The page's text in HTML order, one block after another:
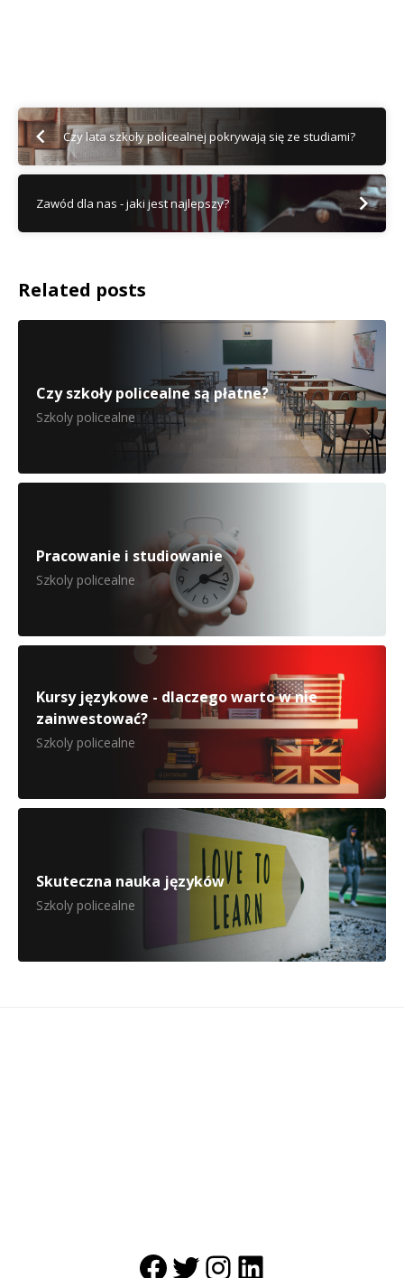
Czy lata szkoły policealnej pokrywają się ze studiami?
Zawód dla nas - jaki jest najlepszy?
Related posts
Czy szkoły policealne są płatne?
Szkoly policealne
Pracowanie i studiowanie
Szkoly policealne
Kursy językowe - dlaczego warto w nie
zainwestować?
Szkoly policealne
Skuteczna nauka języków
Szkoly policealne
Facebook
Twitter
Instagram
LinkedIn